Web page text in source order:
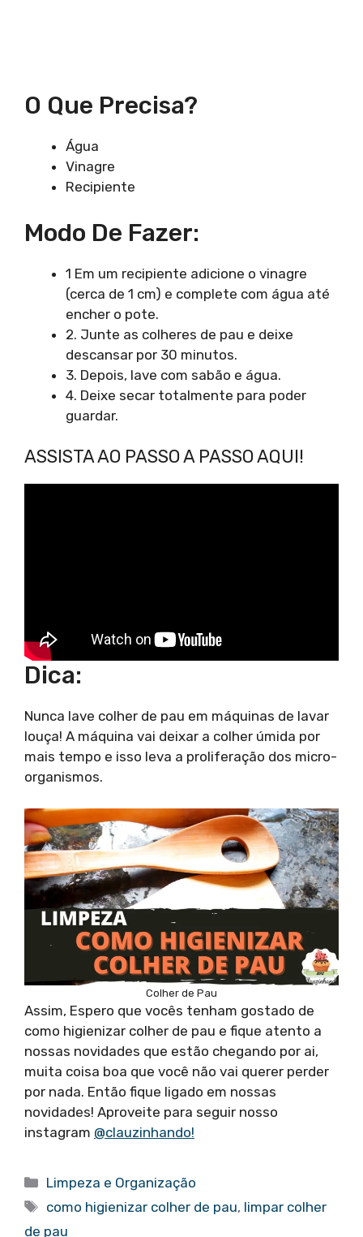
O Que Precisa?
Água
Vinagre
Recipiente
Modo De Fazer:
1 Em um recipiente adicione o vinagre
(cerca de 1 cm) e complete com água até
encher o pote.
2. Junte as colheres de pau e deixe
descansar por 30 minutos.
3. Depois, lave com sabão e água.
4. Deixe secar totalmente para poder
guardar.
ASSISTA AO PASSO A PASSO AQUI!
Dica:
Nunca lave colher de pau em máquinas de lavar
louça! A máquina vai deixar a colher úmida por
mais tempo e isso leva a proliferação dos micro-
organismos.
Colher de Pau
Assim, Espero que vocês tenham gostado de
como higienizar colher de pau e fique atento a
nossas novidades que estão chegando por ai,
muita coisa boa que você não vai querer perder
por nada. Então fique ligado em nossas
novidades! Aproveite para seguir nosso
instagram @clauzinhando!
Categorias
Limpeza e Organização
Tags
como higienizar colher de pau, limpar colher
de pau